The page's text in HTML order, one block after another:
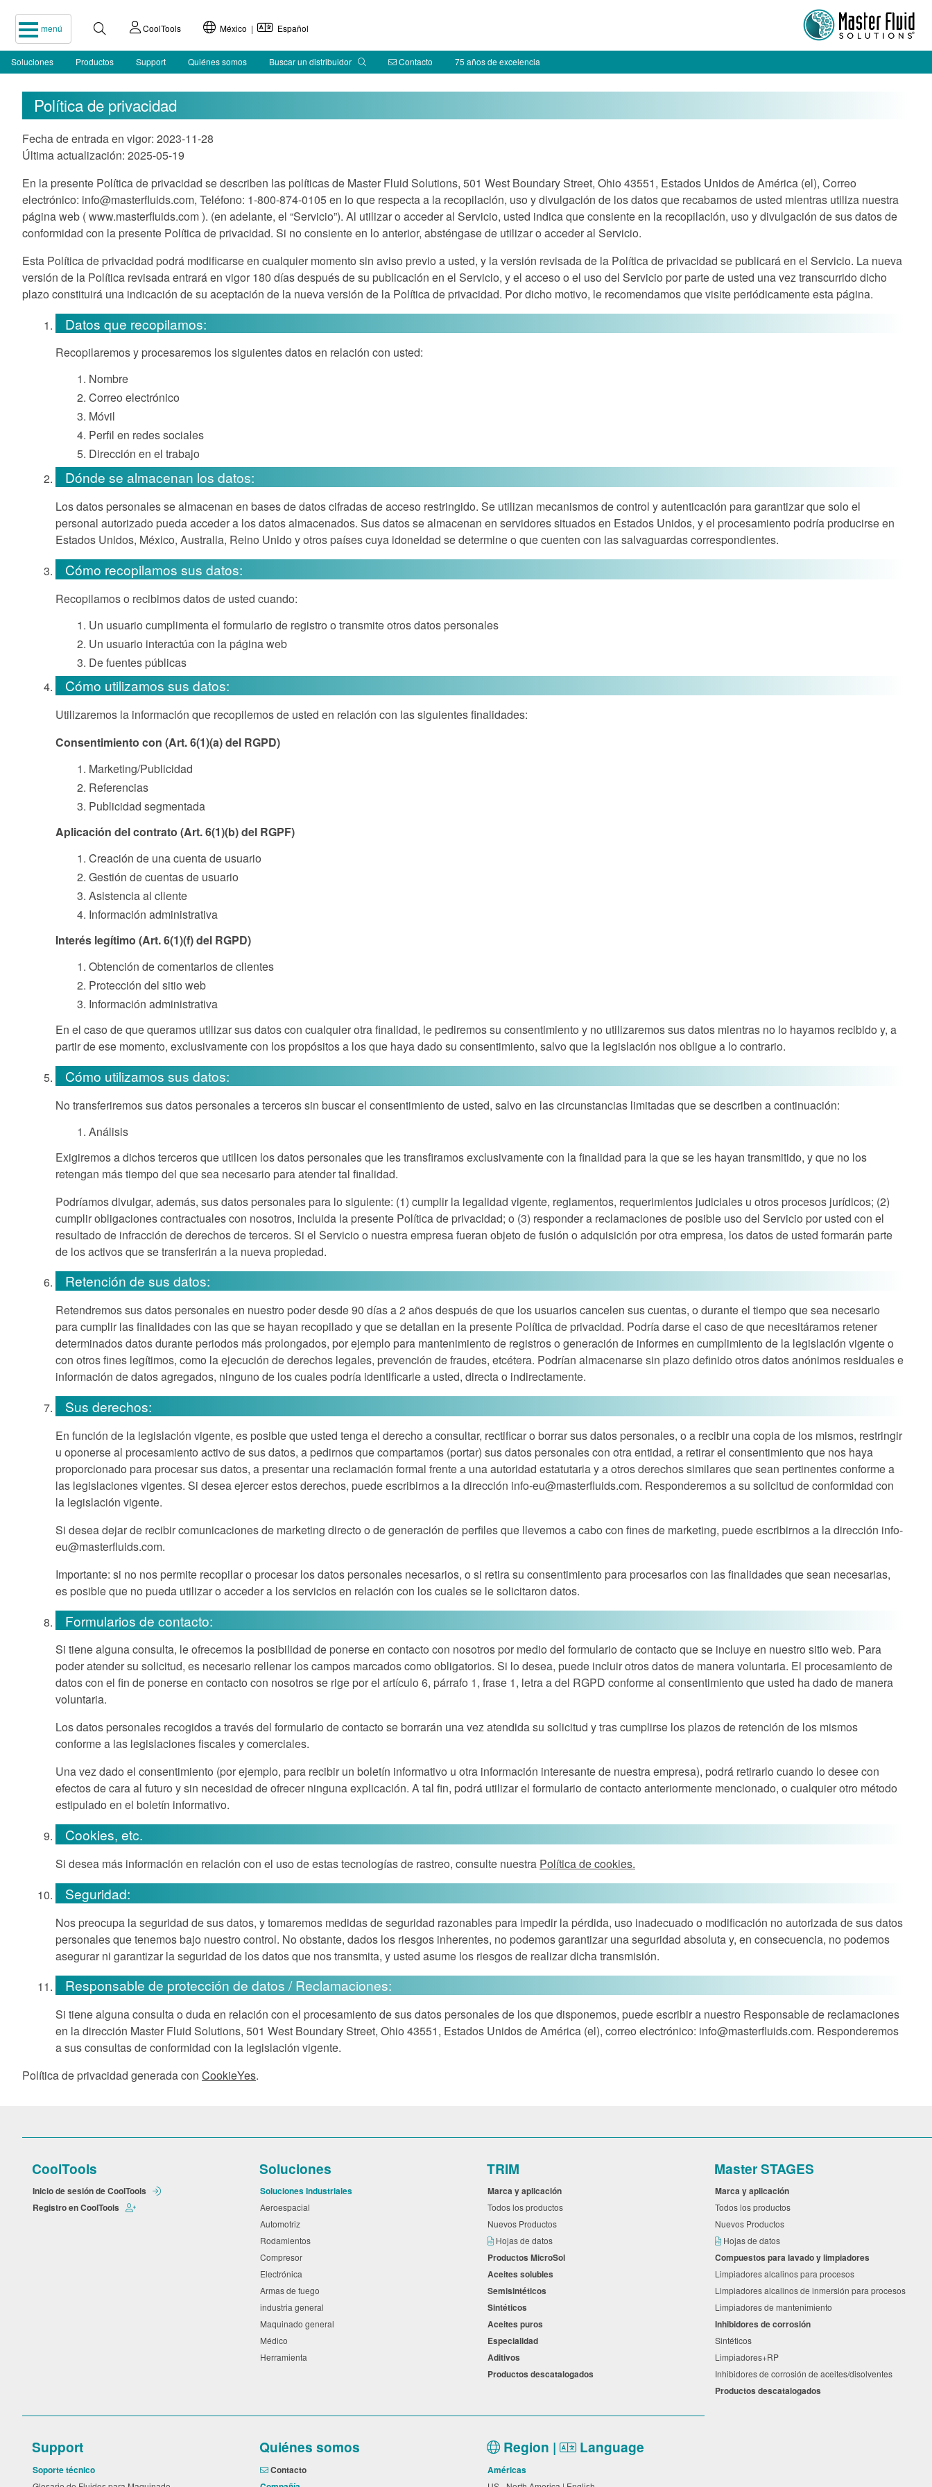
menú CoolTools México | Español
Soluciones Productos Support Quiénes somos Buscar un distribuidor Contacto 75 años de excelencia
Política de privacidad
Fecha de entrada en vigor: 2023-11-28
Última actualización: 2025-05-19
En la presente Política de privacidad se describen las políticas de Master Fluid Solutions, 501 West Boundary Street, Ohio 43551, Estados Unidos de América (el), Correo
electrónico: info@masterfluids.com, Teléfono: 1-800-874-0105 en lo que respecta a la recopilación, uso y divulgación de los datos que recabamos de usted mientras utiliza nuestra
página web ( www.masterfluids.com ). (en adelante, el “Servicio”). Al utilizar o acceder al Servicio, usted indica que consiente en la recopilación, uso y divulgación de sus datos de
conformidad con la presente Política de privacidad. Si no consiente en lo anterior, absténgase de utilizar o acceder al Servicio.
Esta Política de privacidad podrá modificarse en cualquier momento sin aviso previo a usted, y la versión revisada de la Política de privacidad se publicará en el Servicio. La nueva
versión de la Política revisada entrará en vigor 180 días después de su publicación en el Servicio, y el acceso o el uso del Servicio por parte de usted una vez transcurrido dicho
plazo constituirá una indicación de su aceptación de la nueva versión de la Política de privacidad. Por dicho motivo, le recomendamos que visite periódicamente esta página.
Datos que recopilamos:
Recopilaremos y procesaremos los siguientes datos en relación con usted:
Nombre
Correo electrónico
Móvil
Perfil en redes sociales
Dirección en el trabajo
Dónde se almacenan los datos:
Los datos personales se almacenan en bases de datos cifradas de acceso restringido. Se utilizan mecanismos de control y autenticación para garantizar que solo el
personal autorizado pueda acceder a los datos almacenados. Sus datos se almacenan en servidores situados en Estados Unidos, y el procesamiento podría producirse en
Estados Unidos, México, Australia, Reino Unido y otros países cuya idoneidad se determine o que cuenten con las salvaguardas correspondientes.
Cómo recopilamos sus datos:
Recopilamos o recibimos datos de usted cuando:
Un usuario cumplimenta el formulario de registro o transmite otros datos personales
Un usuario interactúa con la página web
De fuentes públicas
Cómo utilizamos sus datos:
Utilizaremos la información que recopilemos de usted en relación con las siguientes finalidades:
Consentimiento con (Art. 6(1)(a) del RGPD)
Marketing/Publicidad
Referencias
Publicidad segmentada
Aplicación del contrato (Art. 6(1)(b) del RGPF)
Creación de una cuenta de usuario
Gestión de cuentas de usuario
Asistencia al cliente
Información administrativa
Interés legítimo (Art. 6(1)(f) del RGPD)
Obtención de comentarios de clientes
Protección del sitio web
Información administrativa
En el caso de que queramos utilizar sus datos con cualquier otra finalidad, le pediremos su consentimiento y no utilizaremos sus datos mientras no lo hayamos recibido y, a
partir de ese momento, exclusivamente con los propósitos a los que haya dado su consentimiento, salvo que la legislación nos obligue a lo contrario.
Cómo utilizamos sus datos:
No transferiremos sus datos personales a terceros sin buscar el consentimiento de usted, salvo en las circunstancias limitadas que se describen a continuación:
Análisis
Exigiremos a dichos terceros que utilicen los datos personales que les transfiramos exclusivamente con la finalidad para la que se les hayan transmitido, y que no los
retengan más tiempo del que sea necesario para atender tal finalidad.
Podríamos divulgar, además, sus datos personales para lo siguiente: (1) cumplir la legalidad vigente, reglamentos, requerimientos judiciales u otros procesos jurídicos; (2)
cumplir obligaciones contractuales con nosotros, incluida la presente Política de privacidad; o (3) responder a reclamaciones de posible uso del Servicio por usted con el
resultado de infracción de derechos de terceros. Si el Servicio o nuestra empresa fueran objeto de fusión o adquisición por otra empresa, los datos de usted formarán parte
de los activos que se transferirán a la nueva propiedad.
Retención de sus datos:
Retendremos sus datos personales en nuestro poder desde 90 días a 2 años después de que los usuarios cancelen sus cuentas, o durante el tiempo que sea necesario
para cumplir las finalidades con las que se hayan recopilado y que se detallan en la presente Política de privacidad. Podría darse el caso de que necesitáramos retener
determinados datos durante periodos más prolongados, por ejemplo para mantenimiento de registros o generación de informes en cumplimiento de la legislación vigente o
con otros fines legítimos, como la ejecución de derechos legales, prevención de fraudes, etcétera. Podrían almacenarse sin plazo definido otros datos anónimos residuales e
información de datos agregados, ninguno de los cuales podría identificarle a usted, directa o indirectamente.
Sus derechos:
En función de la legislación vigente, es posible que usted tenga el derecho a consultar, rectificar o borrar sus datos personales, o a recibir una copia de los mismos, restringir
u oponerse al procesamiento activo de sus datos, a pedirnos que compartamos (portar) sus datos personales con otra entidad, a retirar el consentimiento que nos haya
proporcionado para procesar sus datos, a presentar una reclamación formal frente a una autoridad estatutaria y a otros derechos similares que sean pertinentes conforme a
las legislaciones vigentes. Si desea ejercer estos derechos, puede escribirnos a la dirección info-eu@masterfluids.com. Responderemos a su solicitud de conformidad con
la legislación vigente.
Si desea dejar de recibir comunicaciones de marketing directo o de generación de perfiles que llevemos a cabo con fines de marketing, puede escribirnos a la dirección info-
eu@masterfluids.com.
Importante: si no nos permite recopilar o procesar los datos personales necesarios, o si retira su consentimiento para procesarlos con las finalidades que sean necesarias,
es posible que no pueda utilizar o acceder a los servicios en relación con los cuales se le solicitaron datos.
Formularios de contacto:
Si tiene alguna consulta, le ofrecemos la posibilidad de ponerse en contacto con nosotros por medio del formulario de contacto que se incluye en nuestro sitio web. Para
poder atender su solicitud, es necesario rellenar los campos marcados como obligatorios. Si lo desea, puede incluir otros datos de manera voluntaria. El procesamiento de
datos con el fin de ponerse en contacto con nosotros se rige por el artículo 6, párrafo 1, frase 1, letra a del RGPD conforme al consentimiento que usted ha dado de manera
voluntaria.
Los datos personales recogidos a través del formulario de contacto se borrarán una vez atendida su solicitud y tras cumplirse los plazos de retención de los mismos
conforme a las legislaciones fiscales y comerciales.
Una vez dado el consentimiento (por ejemplo, para recibir un boletín informativo u otra información interesante de nuestra empresa), podrá retirarlo cuando lo desee con
efectos de cara al futuro y sin necesidad de ofrecer ninguna explicación. A tal fin, podrá utilizar el formulario de contacto anteriormente mencionado, o cualquier otro método
estipulado en el boletín informativo.
Cookies, etc.
Si desea más información en relación con el uso de estas tecnologías de rastreo, consulte nuestra Política de cookies.
Seguridad:
Nos preocupa la seguridad de sus datos, y tomaremos medidas de seguridad razonables para impedir la pérdida, uso inadecuado o modificación no autorizada de sus datos
personales que tenemos bajo nuestro control. No obstante, dados los riesgos inherentes, no podemos garantizar una seguridad absoluta y, en consecuencia, no podemos
asegurar ni garantizar la seguridad de los datos que nos transmita, y usted asume los riesgos de realizar dicha transmisión.
Responsable de protección de datos / Reclamaciones:
Si tiene alguna consulta o duda en relación con el procesamiento de sus datos personales de los que disponemos, puede escribir a nuestro Responsable de reclamaciones
en la dirección Master Fluid Solutions, 501 West Boundary Street, Ohio 43551, Estados Unidos de América (el), correo electrónico: info@masterfluids.com. Responderemos
a sus consultas de conformidad con la legislación vigente.
Política de privacidad generada con CookieYes.
CoolTools
Inicio de sesión de CoolTools
Registro en CoolTools
Soluciones
Soluciones Industriales
Aeroespacial
Automotriz
Rodamientos
Compresor
Electrónica
Armas de fuego
industria general
Maquinado general
Médico
Herramienta
TRIM
Marca y aplicación
Todos los productos
Nuevos Productos
Hojas de datos
Productos MicroSol
Aceites solubles
Semisintéticos
Sintéticos
Aceites puros
Especialidad
Aditivos
Productos descatalogados
Master STAGES
Marca y aplicación
Todos los productos
Nuevos Productos
Hojas de datos
Compuestos para lavado y limpiadores
Limpiadores alcalinos para procesos
Limpiadores alcalinos de inmersión para procesos
Limpiadores de mantenimiento
Inhibidores de corrosión
Sintéticos
Limpiadores+RP
Inhibidores de corrosión de aceites/disolventes
Productos descatalogados
Support
Soporte técnico
Quiénes somos
Contacto
Region | Language
Américas